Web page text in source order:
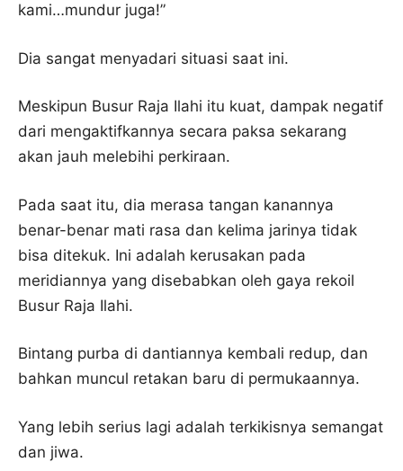
kami…mundur juga!”
Dia sangat menyadari situasi saat ini.
Meskipun Busur Raja Ilahi itu kuat, dampak negatif
dari mengaktifkannya secara paksa sekarang
akan jauh melebihi perkiraan.
Pada saat itu, dia merasa tangan kanannya
benar-benar mati rasa dan kelima jarinya tidak
bisa ditekuk. Ini adalah kerusakan pada
meridiannya yang disebabkan oleh gaya rekoil
Busur Raja Ilahi.
Bintang purba di dantiannya kembali redup, dan
bahkan muncul retakan baru di permukaannya.
Yang lebih serius lagi adalah terkikisnya semangat
dan jiwa.